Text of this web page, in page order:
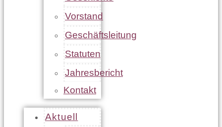
Vorstand
Geschäftsleitung
Statuten
Jahresbericht
Kontakt
Aktuell